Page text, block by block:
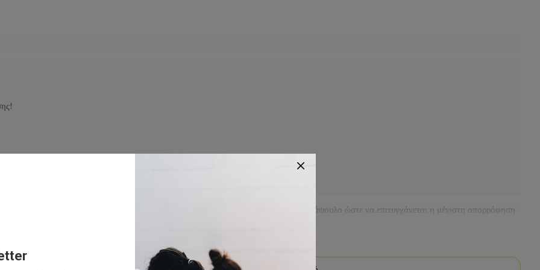
από τα δύο πιο απορροφήσιμα είδη μαγνησίου, περιβεβλημένο σε φυτική κάψουλα ώστε να επιτυγχάνεται η μέγιστη απορρόφηση